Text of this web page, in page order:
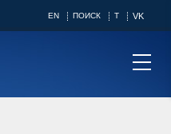
EN ПОИСК T VK